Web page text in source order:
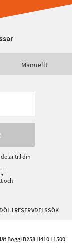
Manuellt
delar till din
i
och
DÖLJ RESERVDELSSÖK
Boggi B258 H410 L1500